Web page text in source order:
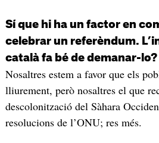
Sí que hi ha un factor en
celebrar un referèndum.
català fa bé de demanar-lo?
Nosaltres estem a favor que els
lliurement, però nosaltres el que
descolonització del Sàhara
resolucions de l’ONU; res més.